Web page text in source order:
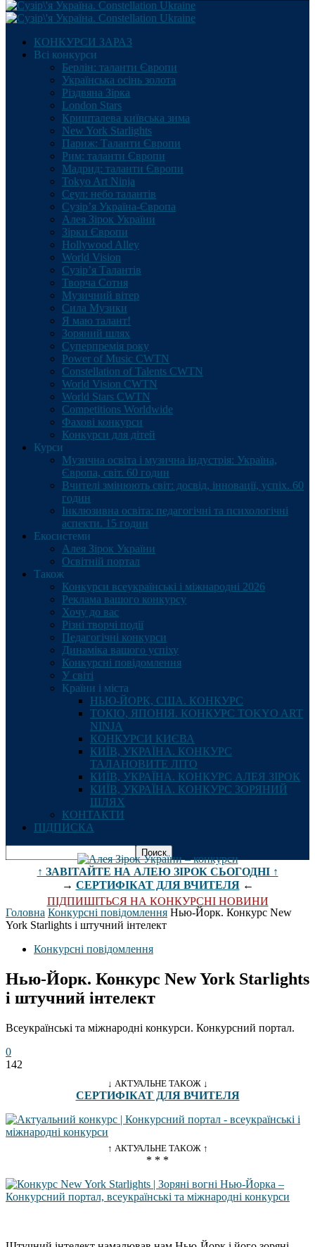
КОНКУРСИ ЗАРАЗ
Всі конкурси
Берлін: таланти Європи
Українська осінь золота
Різдвяна Зірка
London Stars
Кришталева київська зима
New York Starlights
Париж: Таланти Європи
Рим: таланти Європи
Мадрид: таланти Європи
Tokyo Art Ninja
Сеул: небо талантів
Сузір’я Україна-Європа
Алея Зірок України
Зірки Європи
Hollywood Alley
World Vision
Сузір’я Талантів
Творча Сотня
Музичний вітер
Сила Музики
Я маю талант!
Зоряний шлях
Суперпремія року
Power of Music CWTN
Constellation of Talents CWTN
World Vision CWTN
World Stars CWTN
Competitions Worldwide
Фахові конкурси
Конкурси для дітей
Курси
Музична освіта і музична індустрія: Україна,
Європа, світ. 60 годин
Вчителі змінюють світ: досвід, інновації, успіх. 60
годин
Інклюзивна освіта: педагогічні та психологічні
аспекти. 15 годин
Екосистеми
Алея Зірок України
Освітній портал
Також
Конкурси всеукраїнські і міжнародні 2026
Реклама вашого конкурсу
Хочу до вас
Різні творчі події
Педагогічні конкурси
Динаміка вашого успіху
Конкурсні повідомлення
У світі
Країни і міста
НЬЮ-ЙОРК, США. КОНКУРС
ТОКІО, ЯПОНІЯ. КОНКУРС TOKYO ART
NINJA
КОНКУРСИ КИЄВА
КИЇВ, УКРАЇНА. КОНКУРС
ТАЛАНОВИТЕ ЛІТО
КИЇВ, УКРАЇНА. КОНКУРС АЛЕЯ ЗІРОК
КИЇВ, УКРАЇНА. КОНКУРС ЗОРЯНИЙ
ШЛЯХ
КОНТАКТИ
ПІДПИСКА
↑ ЗАВІТАЙТЕ НА АЛЕЮ ЗІРОК СЬОГОДНІ ↑
→ СЕРТИФІКАТ ДЛЯ ВЧИТЕЛЯ←
ПІДПИШІТЬСЯ НА КОНКУРСНІ НОВИНИ
Головна Конкурсні повідомлення Нью-Йорк. Конкурс New
York Starlights і штучний інтелект
Конкурсні повідомлення
Нью-Йорк. Конкурс New York Starlights
і штучний інтелект
Всеукраїнські та міжнародні конкурси. Конкурсний портал.
0
142
↓ АКТУАЛЬНЕ ТАКОЖ ↓
СЕРТИФІКАТ ДЛЯ ВЧИТЕЛЯ
↑ АКТУАЛЬНЕ ТАКОЖ ↑
* * *